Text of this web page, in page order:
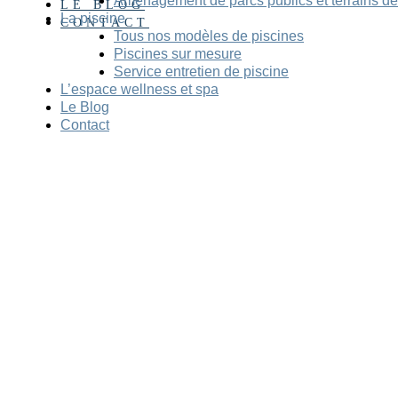
LE BLOG
CONTACT
La piscine
Tous nos modèles de piscines
Piscines sur mesure
Service entretien de piscine
L’espace wellness et spa
Le Blog
Contact